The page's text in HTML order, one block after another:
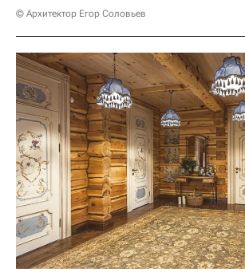
© Архитектор Егор Соловьев